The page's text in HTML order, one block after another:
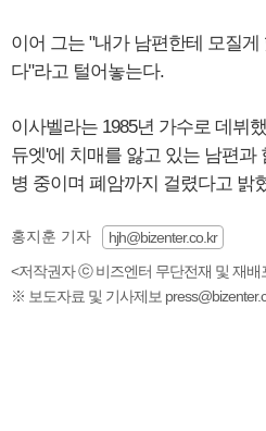
이어 그는 "내가 남편한테 모질
다"라고 털어놓는다.
이사벨라는 1985년 가수로 데뷔
듀엣'에 치매를 앓고 있는 남편과
병 중이며 폐암까지 걸렸다고 밝
홍지훈 기자
hjh@bizenter.co.kr
<저작권자 ⓒ 비즈엔터 무단전재 및 재배
※ 보도자료 및 기사제보